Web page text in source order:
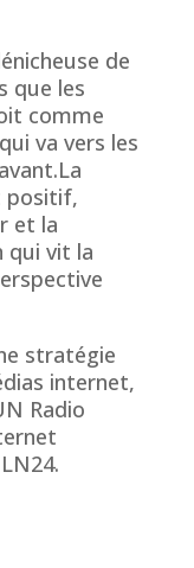
de
que les
comme
va vers les
positif,
et la
qui vit la
stratégie
internet,
Radio